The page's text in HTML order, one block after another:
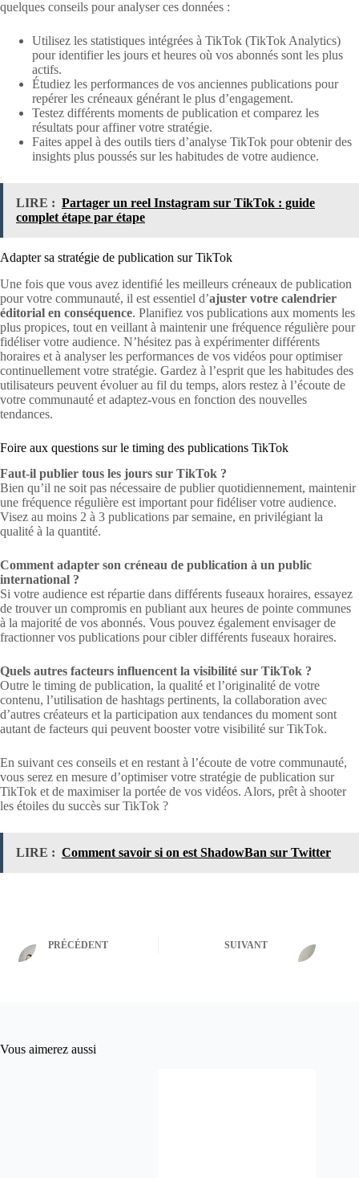
quelques conseils pour analyser ces données :
Utilisez les statistiques intégrées à TikTok (TikTok Analytics)
pour identifier les jours et heures où vos abonnés sont les plus
actifs.
Étudiez les performances de vos anciennes publications pour
repérer les créneaux générant le plus d’engagement.
Testez différents moments de publication et comparez les
résultats pour affiner votre stratégie.
Faites appel à des outils tiers d’analyse TikTok pour obtenir des
insights plus poussés sur les habitudes de votre audience.
LIRE : Partager un reel Instagram sur TikTok : guide
complet étape par étape
Adapter sa stratégie de publication sur TikTok
Une fois que vous avez identifié les meilleurs créneaux de publication
pour votre communauté, il est essentiel d’ajuster votre calendrier
éditorial en conséquence. Planifiez vos publications aux moments les
plus propices, tout en veillant à maintenir une fréquence régulière pour
fidéliser votre audience. N’hésitez pas à expérimenter différents
horaires et à analyser les performances de vos vidéos pour optimiser
continuellement votre stratégie. Gardez à l’esprit que les habitudes des
utilisateurs peuvent évoluer au fil du temps, alors restez à l’écoute de
votre communauté et adaptez-vous en fonction des nouvelles
tendances.
Foire aux questions sur le timing des publications TikTok
Faut-il publier tous les jours sur TikTok ?
Bien qu’il ne soit pas nécessaire de publier quotidiennement, maintenir
une fréquence régulière est important pour fidéliser votre audience.
Visez au moins 2 à 3 publications par semaine, en privilégiant la
qualité à la quantité.
Comment adapter son créneau de publication à un public
international ?
Si votre audience est répartie dans différents fuseaux horaires, essayez
de trouver un compromis en publiant aux heures de pointe communes
à la majorité de vos abonnés. Vous pouvez également envisager de
fractionner vos publications pour cibler différents fuseaux horaires.
Quels autres facteurs influencent la visibilité sur TikTok ?
Outre le timing de publication, la qualité et l’originalité de votre
contenu, l’utilisation de hashtags pertinents, la collaboration avec
d’autres créateurs et la participation aux tendances du moment sont
autant de facteurs qui peuvent booster votre visibilité sur TikTok.
En suivant ces conseils et en restant à l’écoute de votre communauté,
vous serez en mesure d’optimiser votre stratégie de publication sur
TikTok et de maximiser la portée de vos vidéos. Alors, prêt à shooter
les étoiles du succès sur TikTok ?
LIRE : Comment savoir si on est ShadowBan sur Twitter
PRÉCÉDENT SUIVANT
Vous aimerez aussi